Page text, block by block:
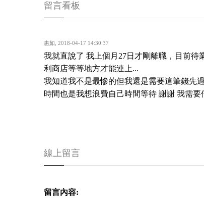
留言看板
惠如 2018-04-17 14:30:37
我就直說了 我上個月27日才剛離職，目前
利商店等等地方才能連上...
我知道我不是最慘的但我還是需要這筆錢先
時間也是我想浪費自己時間等待 謝謝 我需要
線上留言
留言內容: